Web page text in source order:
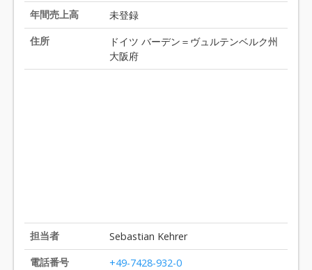
2
年間売上高
未登録
住所
ドイツ バーデン＝ヴュルテンベルク州
大阪府
担当者
Sebastian Kehrer
電話番号
+49-7428-932-0